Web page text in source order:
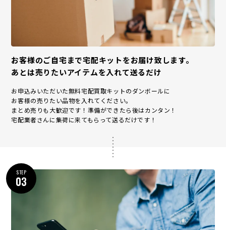
お客様のご自宅まで宅配キットをお届け致します。
あとは売りたいアイテムを入れて送るだけ
お申込みいただいた無料宅配買取キットのダンボールに
お客様の売りたい品物を入れてください。
まとめ売りも大歓迎です！準備ができたら後はカンタン！
宅配業者さんに集荷に来てもらって送るだけです！
STEP
03